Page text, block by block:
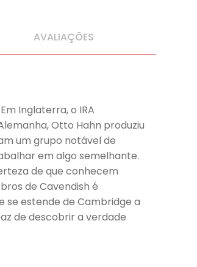
AVALIAÇÕES
Inglaterra, o IRA
Otto Hahn produziu
um grupo notável de
em algo semelhante.
de que conhecem
de Cavendish é
se estende de Cambridge a
de descobrir a verdade